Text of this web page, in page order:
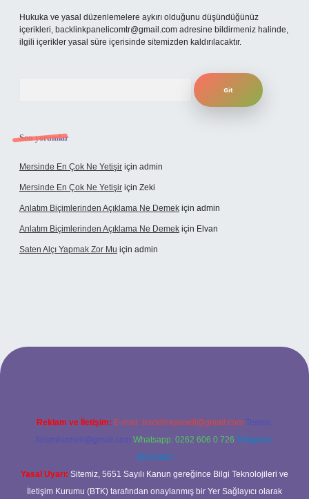
Hukuka ve yasal düzenlemelere aykırı olduğunu düşündüğünüz
içerikleri, backlinkpanelicomtr@gmail.com adresine bildirmeniz halinde,
ilgili içerikler yasal süre içerisinde sitemizden kaldırılacaktır.
Son yorumlar
Mersinde En Çok Ne Yetişir için admin
Mersinde En Çok Ne Yetişir için Zeki
Anlatım Biçimlerinden Açıklama Ne Demek için admin
Anlatım Biçimlerinden Açıklama Ne Demek için Elvan
Saten Alçı Yapmak Zor Mu için admin
Reklam ve İletişim: E-mail: backlinkpaneli@gmail.com Teams:
forumhizmeti@gmail.com Whatsapp: 0262 606 0 726 Telegram:
@karabul
Yasal Uyarı: Sitemiz, 5651 Sayılı Kanun gereğince Bilgi Teknolojileri ve
İletişim Kurumu (BTK) tarafından onaylanmış bir Yer Sağlayıcı olarak